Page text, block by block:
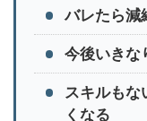
バレたら減
今後いきな
スキルもな
くなる